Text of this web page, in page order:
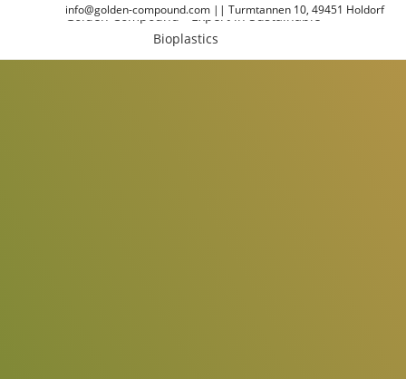
info@golden-compound.com || Turmtannen 10, 49451 Holdorf